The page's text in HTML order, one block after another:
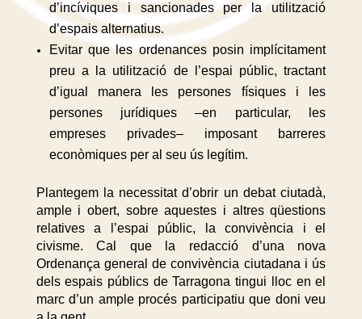
d’incíviques i sancionades per la utilització
d’espais alternatius.
Evitar que les ordenances posin implícitament
preu a la utilització de l’espai públic, tractant
d’igual manera les persones físiques i les
persones jurídiques –en particular, les
empreses privades– imposant barreres
econòmiques per al seu ús legítim.
Plantegem la necessitat d’obrir un debat ciutadà,
ample i obert, sobre aquestes i altres qüestions
relatives a l’espai públic, la convivència i el
civisme. Cal que la redacció d’una nova
Ordenança general de convivència ciutadana i ús
dels espais públics de Tarragona tingui lloc en el
marc d’un ample procés participatiu que doni veu